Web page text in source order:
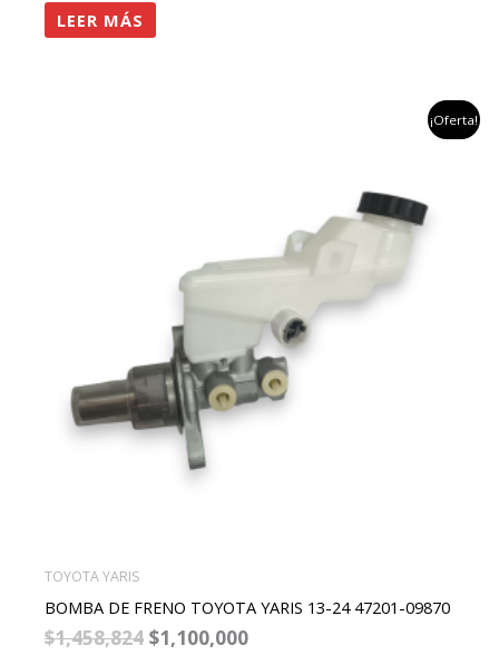
LEER MÁS
¡Oferta!
TOYOTA YARIS
BOMBA DE FRENO TOYOTA YARIS 13-24 47201-09870
$1,458,824 $1,100,000